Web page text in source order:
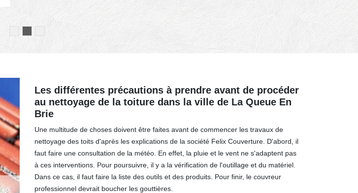
déchets dans
Les différentes précautions à prendre avant de procéder
au nettoyage de la toiture dans la ville de La Queue En
Brie
Une multitude de choses doivent être faites avant de commencer les travaux de
nettoyage des toits d'après les explications de la société Felix Couverture. D'abord, il
faut faire une consultation de la météo. En effet, la pluie et le vent ne s'adaptent pas
à ces interventions. Pour poursuivre, il y a la vérification de l'outillage et du matériel.
Dans ce cas, il faut faire la liste des outils et des produits. Pour finir, le couvreur
professionnel devrait boucher les gouttières.